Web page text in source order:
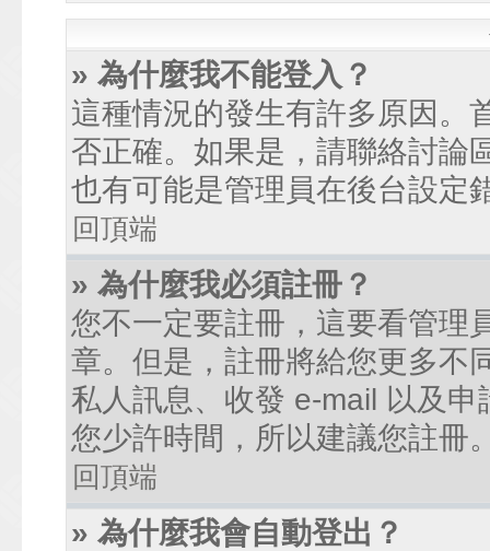
» 為什麼我不能登入？
這種情況的發生有許多原因。
否正確。如果是，請聯絡討論
也有可能是管理員在後台設定
回頂端
» 為什麼我必須註冊？
您不一定要註冊，這要看管理
章。但是，註冊將給您更多不
私人訊息、收發 e-mail 以及
您少許時間，所以建議您註冊
回頂端
» 為什麼我會自動登出？